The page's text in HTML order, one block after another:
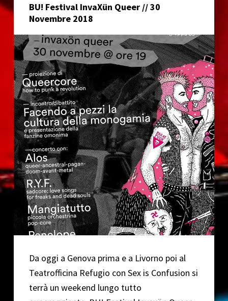
con
Nita
|
Bu!
Festival
//
30
Marzo
2019
BU! Festival InvaXün Queer // 30
Novembre 2018
Da oggi a Genova prima e a Livorno poi al
Teatrofficina Refugio con Sex is Confusion si
terrà un weekend lungo tutto